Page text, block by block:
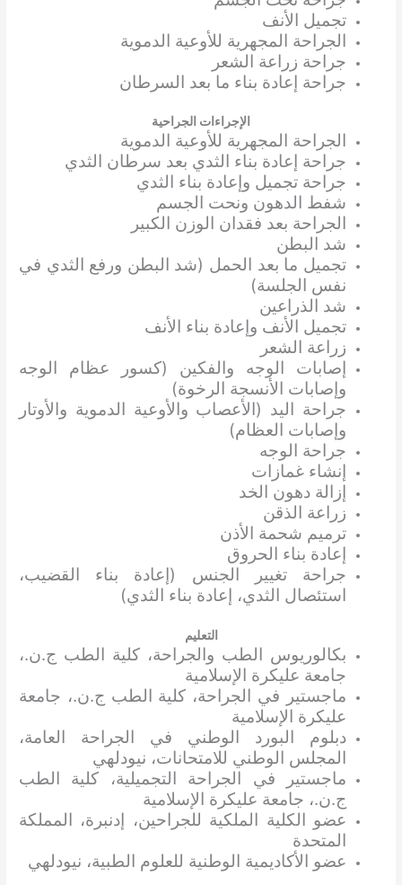
تجميل الأنف
الجراحة المجهرية للأوعية الدموية
جراحة زراعة الشعر
جراحة إعادة بناء ما بعد السرطان
الإجراءات الجراحية
الجراحة المجهرية للأوعية الدموية
جراحة إعادة بناء الثدي بعد سرطان الثدي
جراحة تجميل وإعادة بناء الثدي
شفط الدهون ونحت الجسم
الجراحة بعد فقدان الوزن الكبير
شد البطن
تجميل ما بعد الحمل (شد البطن ورفع الثدي في
نفس الجلسة)
شد الذراعين
تجميل الأنف وإعادة بناء الأنف
زراعة الشعر
إصابات الوجه والفكين (كسور عظام الوجه
وإصابات الأنسجة الرخوة)
جراحة اليد (الأعصاب والأوعية الدموية والأوتار
وإصابات العظام)
جراحة الوجه
إنشاء غمازات
إزالة دهون الخد
زراعة الذقن
ترميم شحمة الأذن
إعادة بناء الحروق
جراحة تغيير الجنس (إعادة بناء القضيب،
استئصال الثدي، إعادة بناء الثدي)
التعليم
بكالوريوس الطب والجراحة، كلية الطب ج.ن.،
جامعة عليكرة الإسلامية
ماجستير في الجراحة، كلية الطب ج.ن.، جامعة
عليكرة الإسلامية
دبلوم البورد الوطني في الجراحة العامة،
المجلس الوطني للامتحانات، نيودلهي
ماجستير في الجراحة التجميلية، كلية الطب
ج.ن.، جامعة عليكرة الإسلامية
عضو الكلية الملكية للجراحين، إدنبرة، المملكة
المتحدة
عضو الأكاديمية الوطنية للعلوم الطبية، نيودلهي